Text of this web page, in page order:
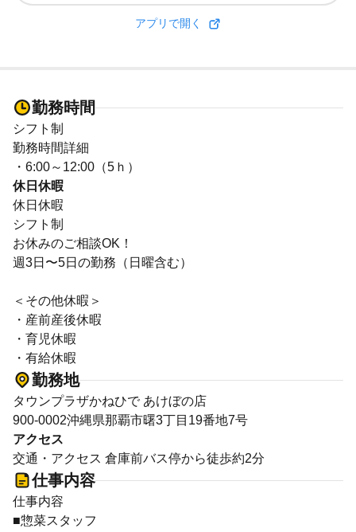
アプリで開く
勤務時間
シフト制
勤務時間詳細
・6:00～12:00（5ｈ）
休日休暇
休日休暇
シフト制
お休みのご相談OK！
週3日〜5日の勤務（日曜含む）
＜その他休暇＞
・産前産後休暇
・育児休暇
・有給休暇
勤務地
タウンプラザかねひで あけぼの店
900-0002沖縄県那覇市曙3丁目19番地7号
アクセス
交通・アクセス 倉庫前バス停から徒歩約2分
仕事内容
仕事内容
■惣菜スタッフ